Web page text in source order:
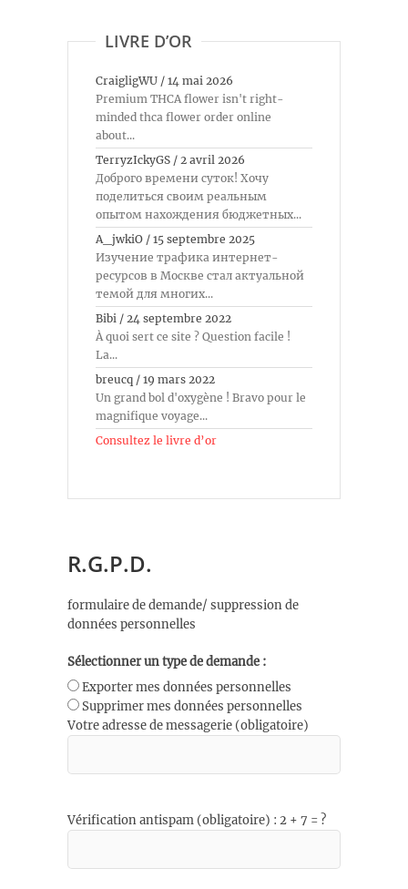
LIVRE D’OR
CraigligWU / 14 mai 2026
Premium THCA flower isn't right-
minded thca flower order online
about...
TerryzIckyGS / 2 avril 2026
Доброго времени суток! Хочу
поделиться своим реальным
опытом нахождения бюджетных...
A_jwkiO / 15 septembre 2025
Изучение трафика интернет-
ресурсов в Москве стал актуальной
темой для многих...
Bibi / 24 septembre 2022
À quoi sert ce site ? Question facile !
La...
breucq / 19 mars 2022
Un grand bol d'oxygène ! Bravo pour le
magnifique voyage...
Consultez le livre d’or
R.G.P.D.
formulaire de demande/ suppression de
données personnelles
Sélectionner un type de demande :
Exporter mes données personnelles
Supprimer mes données personnelles
Votre adresse de messagerie (obligatoire)
Vérification antispam (obligatoire) : 2 + 7 = ?